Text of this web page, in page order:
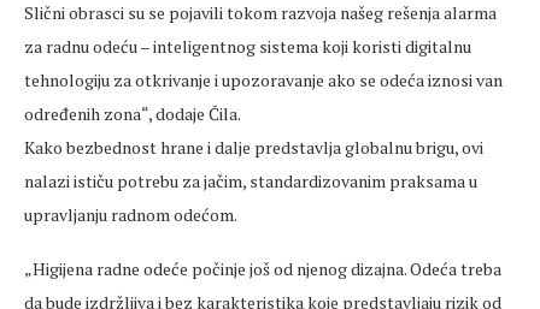
Slični obrasci su se pojavili tokom razvoja našeg rešenja alarma
za radnu odeću – inteligentnog sistema koji koristi digitalnu
tehnologiju za otkrivanje i upozoravanje ako se odeća iznosi van
određenih zona“, dodaje Čila.
Kako bezbednost hrane i dalje predstavlja globalnu brigu, ovi
nalazi ističu potrebu za jačim, standardizovanim praksama u
upravljanju radnom odećom.
„Higijena radne odeće počinje još od njenog dizajna. Odeća treba
da bude izdržljiva i bez karakteristika koje predstavljaju rizik od